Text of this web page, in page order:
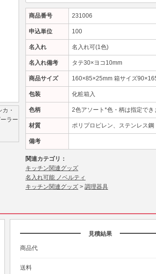
商品番号 231006
申込単位 100
名入れ 名入れ可(1色)
名入れ備考 タテ30×ヨコ10mm
商品サイズ 160×85×25mm 箱サイズ
包装 化粧箱入
色柄 2色アソート*色・柄は指定でき
材質 ポリプロピレン、ステンレス鋼
備考
関連カテゴリ：
キッチン関連グッズ
名入れ可能 ノベルティ
キッチン関連グッズ > 調理器具
見積結果
商品代
送料